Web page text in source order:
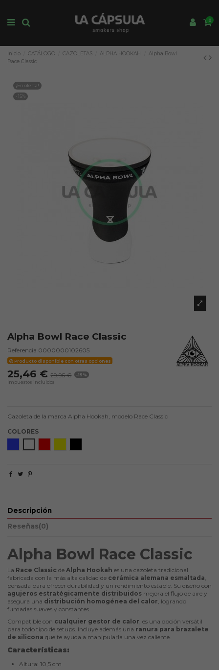
0
Inicio CATÁLOGO CAZOLETAS ALPHA HOOKAH
Alpha Bowl
Race Classic
¡En oferta!
-15%
Alpha Bowl Race Classic
Referencia 0000000102605
Producto disponible con otras opciones
25,46 € 29,95 €
-15%
Impuestos incluidos
Cazoleta de la marca Alpha Hookah, modelo Race Classic
COLORES
Descripción
Reseñas(0)
Alpha Bowl Race Classic
La Race Classic de Alpha Hookah es una cazoleta tradicional
fabricada con la más alta calidad de cerámica alemana esmaltada
pensada para ofrecer durabilidad y un rendimiento estable. Su diseño con
agujeros estratégicamente distribuidos mejora el flujo de aire y
asegura una distribución homogénea del calor , logrando
fumadas suaves y constantes.
Compatible con cualquier gestor de calor, es una opción versátil
para todo tipo de setups. Incluye además una ranura para brazalete
de silicona que te ayuda a manipularla una vez caliente.
Características:
Altura: 10,5 cm